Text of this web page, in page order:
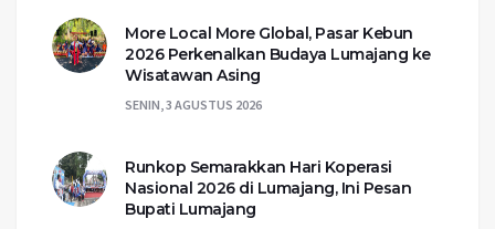
More Local More Global, Pasar Kebun
2026 Perkenalkan Budaya Lumajang ke
Wisatawan Asing
SENIN, 3 AGUSTUS 2026
Runkop Semarakkan Hari Koperasi
Nasional 2026 di Lumajang, Ini Pesan
Bupati Lumajang